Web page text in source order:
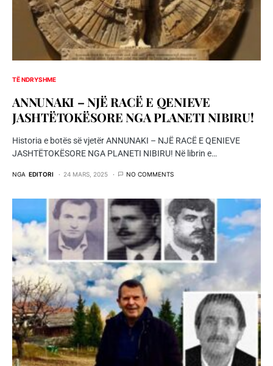
TË NDRYSHME
ANNUNAKI – NJË RACË E QENIEVE
JASHTËTOKËSORE NGA PLANETI NIBIRU!
Historia e botës së vjetër ANNUNAKI – NJË RACË E QENIEVE
JASHTËTOKËSORE NGA PLANETI NIBIRU! Në librin e…
NGA EDITORI 24 MARS, 2025 NO COMMENTS